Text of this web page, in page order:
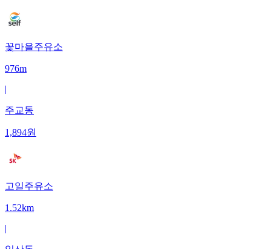
꽃마을주유소
976m
|
주교동
1,894원
고일주유소
1.52km
|